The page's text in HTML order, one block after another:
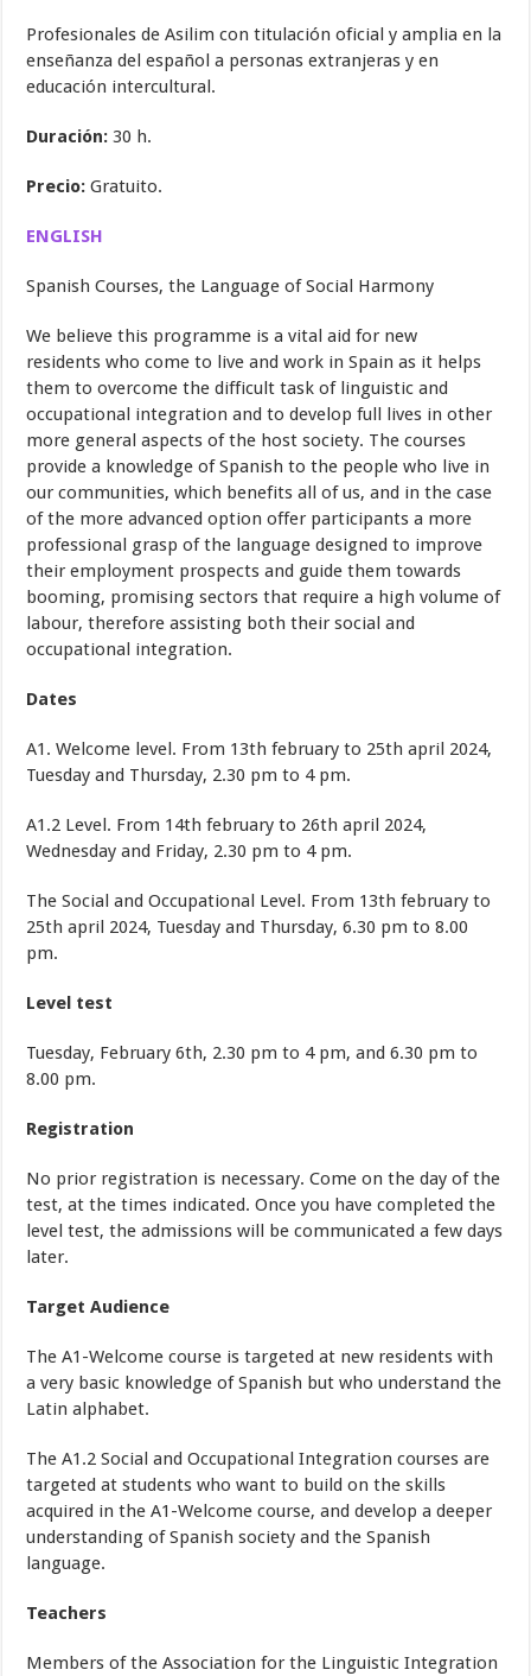
Profesionales de Asilim con titulación oficial y amplia en la
enseñanza del español a personas extranjeras y en
educación intercultural.
Duración: 30 h.
Precio: Gratuito.
ENGLISH
Spanish Courses, the Language of Social Harmony
We believe this programme is a vital aid for new
residents who come to live and work in Spain as it helps
them to overcome the difficult task of linguistic and
occupational integration and to develop full lives in other
more general aspects of the host society. The courses
provide a knowledge of Spanish to the people who live in
our communities, which benefits all of us, and in the case
of the more advanced option offer participants a more
professional grasp of the language designed to improve
their employment prospects and guide them towards
booming, promising sectors that require a high volume of
labour, therefore assisting both their social and
occupational integration.
Dates
A1. Welcome level. From 13th february to 25th april 2024,
Tuesday and Thursday, 2.30 pm to 4 pm.
A1.2 Level. From 14th february to 26th april 2024,
Wednesday and Friday, 2.30 pm to 4 pm.
The Social and Occupational Level. From 13th february to
25th april 2024, Tuesday and Thursday, 6.30 pm to 8.00
pm.
Level test
Tuesday, February 6th, 2.30 pm to 4 pm, and 6.30 pm to
8.00 pm.
Registration
No prior registration is necessary. Come on the day of the
test, at the times indicated. Once you have completed the
level test, the admissions will be communicated a few days
later.
Target Audience
The A1-Welcome course is targeted at new residents with
a very basic knowledge of Spanish but who understand the
Latin alphabet.
The A1.2 Social and Occupational Integration courses are
targeted at students who want to build on the skills
acquired in the A1-Welcome course, and develop a deeper
understanding of Spanish society and the Spanish
language.
Teachers
Members of the Association for the Linguistic Integration